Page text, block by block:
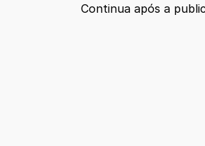
Continua após a